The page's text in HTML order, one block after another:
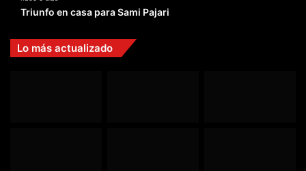
Triunfo en casa para Sami Pajari
Lo más actualizado